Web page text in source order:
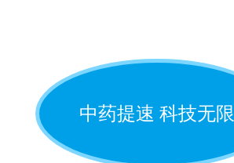
中药提速 科技无限